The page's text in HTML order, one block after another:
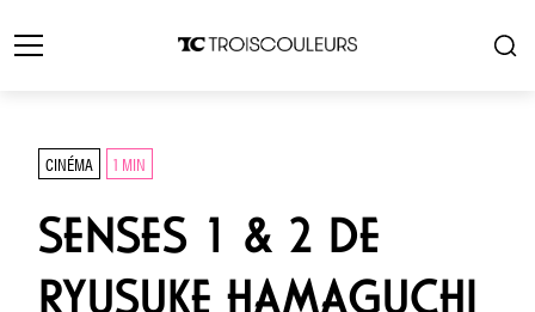
CINÉMA 1 MIN
SENSES 1 & 2 DE
RYUSUKE HAMAGUCHI